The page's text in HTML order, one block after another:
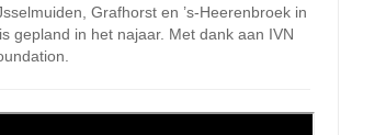
Grafhorst en ’s-Heerenbroek in
gepland in het najaar. Met dank aan IVN